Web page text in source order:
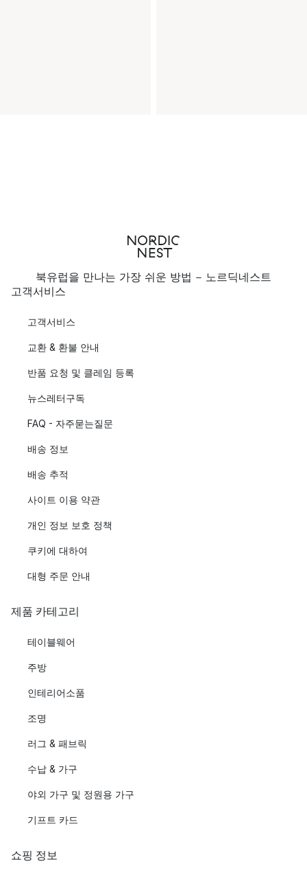
북유럽을 만나는 가장 쉬운 방법 - 노르딕네스트
고객서비스
고객서비스
교환 & 환불 안내
반품 요청 및 클레임 등록
뉴스레터구독
FAQ - 자주묻는질문
배송 정보
배송 추적
사이트 이용 약관
개인 정보 보호 정책
쿠키에 대하여
대형 주문 안내
제품 카테고리
테이블웨어
주방
인테리어소품
조명
러그 & 패브릭
수납 & 가구
야외 가구 및 정원용 가구
기프트 카드
쇼핑 정보